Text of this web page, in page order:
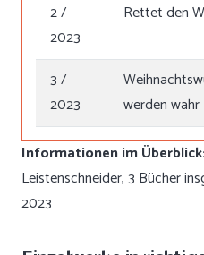
2 /
2023
Rettet den
3 /
2023
werden wahr
Informationen im Überblick:
Leistenschneider, 3 Bücher
2023